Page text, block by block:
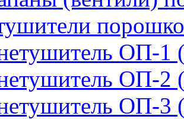
ОП-1
ОП-2
ОП-3